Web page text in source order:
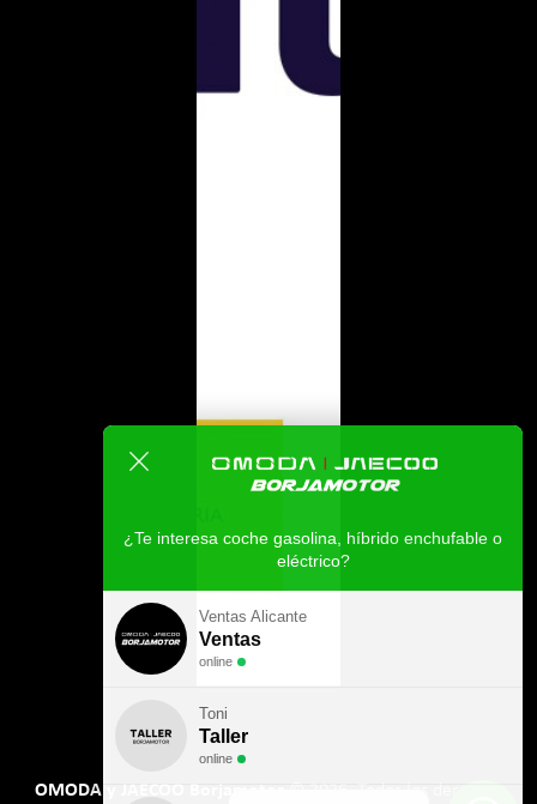
OMODA y JAECOO Borjamotor© 2026. Todos los derechos
Ventas Alicante
Ventas
Taller
online
Borjamotor
Recambios
online
Powered by